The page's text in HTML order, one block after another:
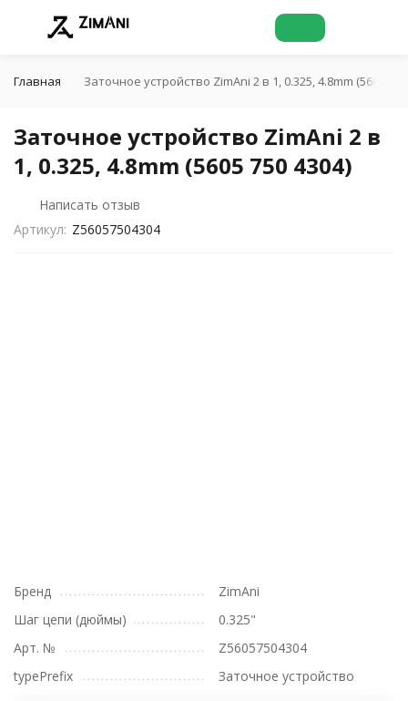
Главная Заточное устройство ZimAni 2 в 1, 0.325, 4.8mm (5605
Заточное устройство ZimAni 2 в
1, 0.325, 4.8mm (5605 750 4304)
Написать отзыв
Артикул: Z56057504304
Бренд
ZimAni
Шаг цепи (дюймы)
0.325"
Арт. №
Z56057504304
typePrefix
Заточное устройство